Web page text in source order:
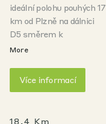
ideální polohu pouhých 17
km od Plzně na dálnici
D5 směrem k
německým hranicím. V
technických univerzit,
More
Více informací
18,4 Km